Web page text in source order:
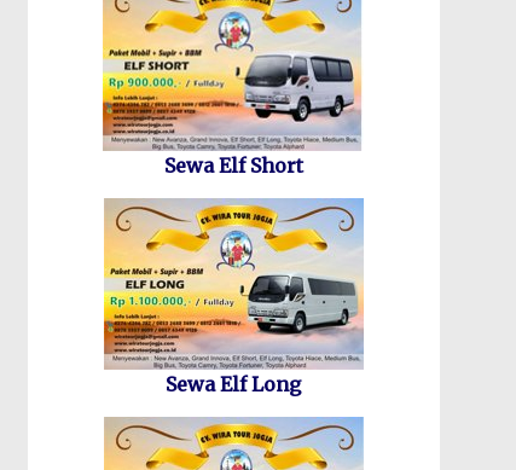
Sewa Elf Short
Sewa Elf Long